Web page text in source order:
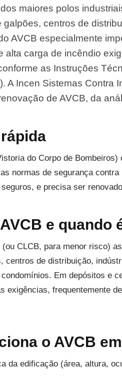
maiores polos
centros de
AVCB especialmente
alta carga de incêndio
as Instruções
A Incen Sistemas Contra
de AVCB, da
do Corpo de
normas de segurança
e precisa ser
e
(ou CLCB, para menor risco)
centros de distribuição,
Em depósitos e
exigências, frequentemente
o AVCB
da edificação (área, altura,